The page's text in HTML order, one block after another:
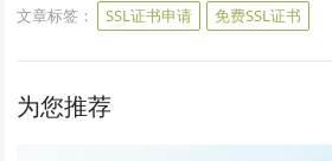
文章标签： SSL证书申请 免费SSL证书
为您推荐